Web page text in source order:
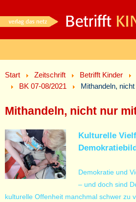
Start Zeitschrift Betrifft Kinder
BK 07-08/2021
Mithandeln,
Mithandeln, nicht nur
Kulturelle
Demokratie und
– und doch sind
kulturelle Offenheit manchmal schwer zu